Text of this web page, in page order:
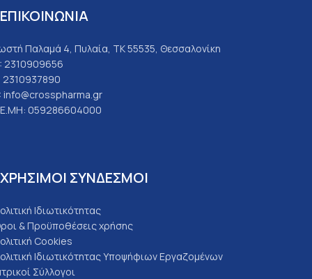
ΕΠΙΚΟΙΝΩΝΙΑ
Παλαμά 4, Πυλαία, ΤΚ 55535, Θεσσαλονίκη
2310909656
2310937890
info@crosspharma.gr
059286604000
ΧΡΗΣΙΜΟΙ ΣΥΝΔΕΣΜΟΙ
Ιδιωτικότητας
& Προϋποθέσεις χρήσης
Cookies
Ιδιωτικότητας Υποψήφιων Εργαζομένων
Σύλλογοι